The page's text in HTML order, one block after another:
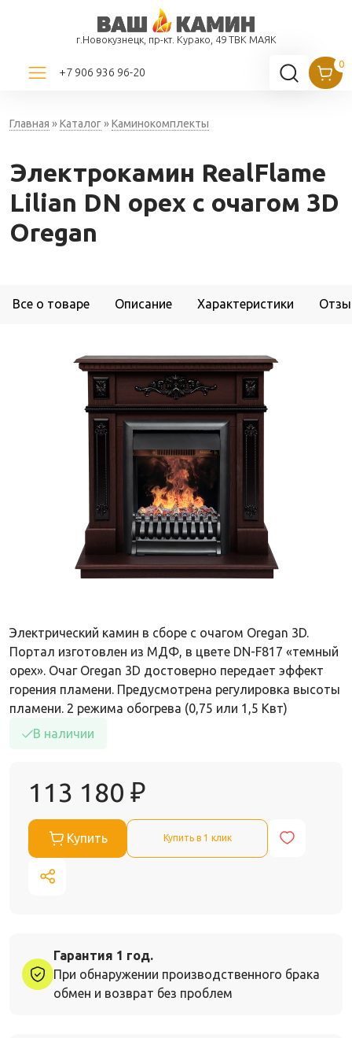
г.Новокузнецк, пр-кт. Курако, 49 ТВК МАЯК
+7 906 936 96-20
Главная »Каталог»Каминокомплекты
Электрокамин RealFlame
Lilian DN орех с очагом 3D
Oregan
Все о товаре Описание Характеристики
Электрический камин в сборе с очагом Oregan 3D.
Портал изготовлен из МДФ, в цвете DN-F817 «темный
орех». Очаг Oregan 3D достоверно передает эффект
горения пламени. Предусмотрена регулировка высоты
пламени. 2 режима обогрева (0,75 или 1,5 Квт)
В наличии
113 180 ₽
Купить Купить в 1 клик
Гарантия 1 год.
При обнаружении производственного брака
обмен и возврат без проблем